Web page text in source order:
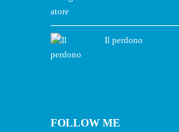
Il perdono
FOLLOW ME